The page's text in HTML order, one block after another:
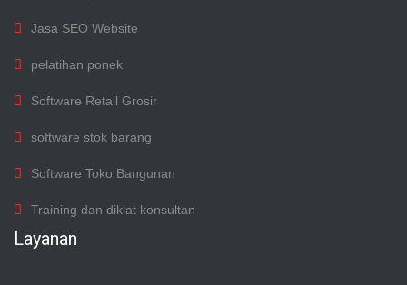
Jasa SEO Website
pelatihan ponek
Software Retail Grosir
software stok barang
Software Toko Bangunan
Training dan diklat konsultan
Layanan